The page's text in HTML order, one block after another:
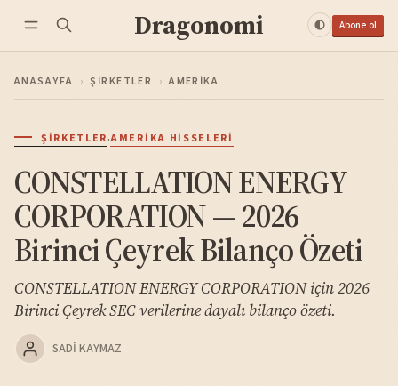
Dragonomi Abone ol
ANASAYFA › ŞIRKETLER › AMERIKA
ŞIRKETLER·AMERIKA HISSELERI
CONSTELLATION ENERGY
CORPORATION — 2026
Birinci Çeyrek Bilanço Özeti
CONSTELLATION ENERGY CORPORATION için 2026
Birinci Çeyrek SEC verilerine dayalı bilanço özeti.
SADI KAYMAZ